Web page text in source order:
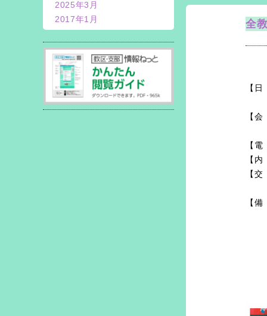
全
【
【
【
【
【
【
2025年3月
2017年1月